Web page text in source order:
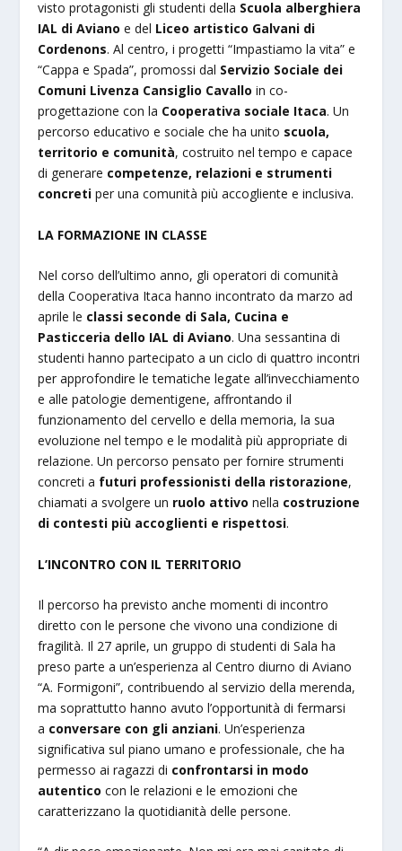
visto protagonisti gli studenti della Scuola alberghiera
IAL di Aviano e del Liceo artistico Galvani di
Cordenons. Al centro, i progetti “Impastiamo la vita” e
“Cappa e Spada”, promossi dal Servizio Sociale dei
Comuni Livenza Cansiglio Cavallo in co-
progettazione con la Cooperativa sociale Itaca. Un
percorso educativo e sociale che ha unito scuola,
territorio e comunità, costruito nel tempo e capace
di generare competenze, relazioni e strumenti
concreti per una comunità più accogliente e inclusiva.
LA FORMAZIONE IN CLASSE
Nel corso dell’ultimo anno, gli operatori di comunità
della Cooperativa Itaca hanno incontrato da marzo ad
aprile le classi seconde di Sala, Cucina e
Pasticceria dello IAL di Aviano. Una sessantina di
studenti hanno partecipato a un ciclo di quattro incontri
per approfondire le tematiche legate all’invecchiamento
e alle patologie dementigene, affrontando il
funzionamento del cervello e della memoria, la sua
evoluzione nel tempo e le modalità più appropriate di
relazione. Un percorso pensato per fornire strumenti
concreti a futuri professionisti della ristorazione,
chiamati a svolgere un ruolo attivo nella costruzione
di contesti più accoglienti e rispettosi.
L’INCONTRO CON IL TERRITORIO
Il percorso ha previsto anche momenti di incontro
diretto con le persone che vivono una condizione di
fragilità. Il 27 aprile, un gruppo di studenti di Sala ha
preso parte a un’esperienza al Centro diurno di Aviano
“A. Formigoni”, contribuendo al servizio della merenda,
ma soprattutto hanno avuto l’opportunità di fermarsi
a conversare con gli anziani. Un’esperienza
significativa sul piano umano e professionale, che ha
permesso ai ragazzi di confrontarsi in modo
autentico con le relazioni e le emozioni che
caratterizzano la quotidianità delle persone.